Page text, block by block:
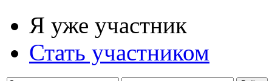
Я уже участник
Стать участником